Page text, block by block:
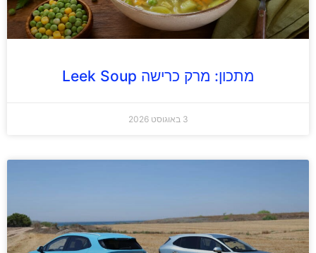
מתכון: מרק כרישה Leek Soup
3 באוגוסט 2026